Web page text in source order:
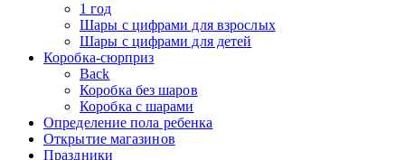
1 год
Шары с цифрами для взрослых
Шары с цифрами для детей
Коробка-сюрприз
Back
Коробка без шаров
Коробка с шарами
Определение пола ребенка
Открытие магазинов
Праздники